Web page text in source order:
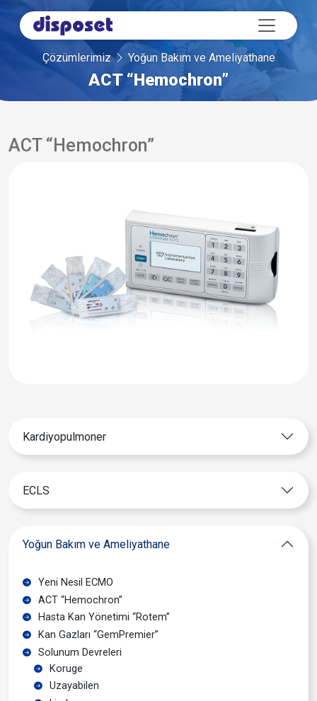
Çözümlerimiz Yoğun Bakım ve Ameliyathane
ACT “Hemochron”
ACT “Hemochron”
Kardiyopulmoner
ECLS
Yoğun Bakım ve Ameliyathane
Yeni Nesil ECMO
ACT “Hemochron”
Hasta Kan Yönetimi “Rotem”
Kan Gazları “GemPremier”
Solunum Devreleri
Koruge
Uzayabilen